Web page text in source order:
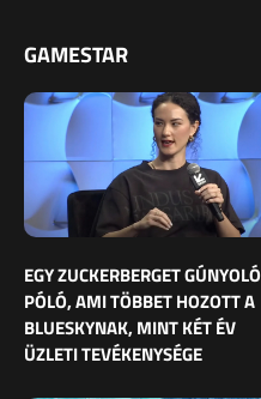
GAMESTAR
EGY ZUCKERBERGET GÚNYOLÓ
PÓLÓ, AMI TÖBBET HOZOTT A
BLUESKYNAK, MINT KÉT ÉV
ÜZLETI TEVÉKENYSÉGE